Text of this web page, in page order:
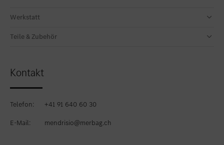
Werkstatt
Teile & Zubehör
Kontakt
Telefon:
+41 91 640 60 30
E-Mail:
mendrisio@merbag.ch